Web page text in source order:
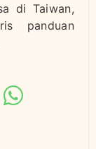
di Taiwan,
panduan